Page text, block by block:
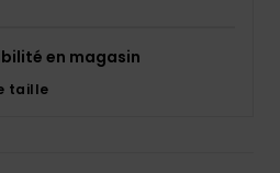
en magasin
taille